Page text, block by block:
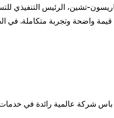
تشين، الرئيس التنفيذي
واضحة وتجربة متكاملة. في